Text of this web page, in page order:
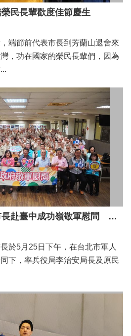
民長輩歡度佳節慶生
節前代表市長到芳蘭山退舍來
，功在國家的榮民長輩們，因為
端節將屆林奕華副市長赴臺中成功嶺敬軍慰問 為臺北市子弟兵加油打氣
5月25日下午，在台北市軍人
下，率兵役局李治安局長及原民